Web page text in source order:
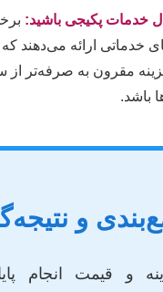
خدمات پکیجی باشید:
خدماتی ارائه می‌دهند
مقرون به صرفه‌تر
باشد.
و
و قیمت انجام